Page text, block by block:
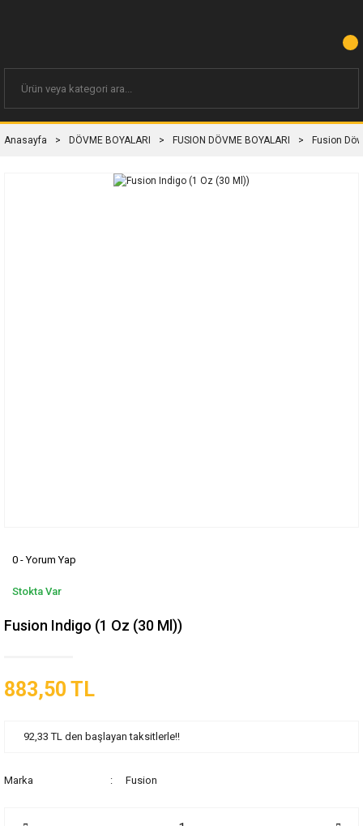
Anasayfa DÖVME BOYALARI FUSION DÖVME BOYALARI Fusion
0 - Yorum Yap
Stokta Var
Fusion Indigo (1 Oz (30 Ml))
883,50 TL
92,33 TL den başlayan taksitlerle!!
Marka Fusion